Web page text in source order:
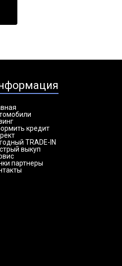
кредит
TRADE-IN
выкуп
партнеры